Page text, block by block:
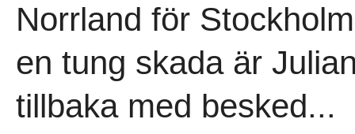
Norrland för
en tung skada är
tillbaka med besked...